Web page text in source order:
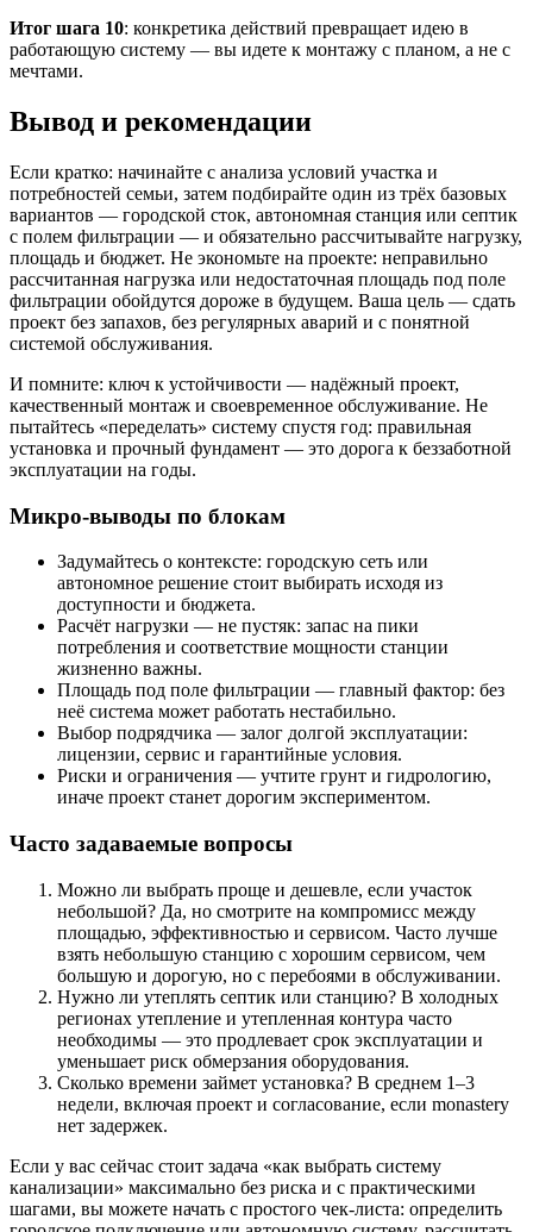
Итог шага 10: конкретика действий превращает идею в
работающую систему — вы идете к монтажу с планом, а не с
мечтами.
Вывод и рекомендации
Если кратко: начинайте с анализа условий участка и
потребностей семьи, затем подбирайте один из трёх базовых
вариантов — городской сток, автономная станция или септик
с полем фильтрации — и обязательно рассчитывайте нагрузку,
площадь и бюджет. Не экономьте на проекте: неправильно
рассчитанная нагрузка или недостаточная площадь под поле
фильтрации обойдутся дороже в будущем. Ваша цель — сдать
проект без запахов, без регулярных аварий и с понятной
системой обслуживания.
И помните: ключ к устойчивости — надёжный проект,
качественный монтаж и своевременное обслуживание. Не
пытайтесь «переделать» систему спустя год: правильная
установка и прочный фундамент — это дорога к беззаботной
эксплуатации на годы.
Микро-выводы по блокам
Задумайтесь о контексте: городскую сеть или
автономное решение стоит выбирать исходя из
доступности и бюджета.
Расчёт нагрузки — не пустяк: запас на пики
потребления и соответствие мощности станции
жизненно важны.
Площадь под поле фильтрации — главный фактор: без
неё система может работать нестабильно.
Выбор подрядчика — залог долгой эксплуатации:
лицензии, сервис и гарантийные условия.
Риски и ограничения — учтите грунт и гидрологию,
иначе проект станет дорогим экспериментом.
Часто задаваемые вопросы
Можно ли выбрать проще и дешевле, если участок
небольшой? Да, но смотрите на компромисс между
площадью, эффективностью и сервисом. Часто лучше
взять небольшую станцию с хорошим сервисом, чем
большую и дорогую, но с перебоями в обслуживании.
Нужно ли утеплять септик или станцию? В холодных
регионах утепление и утепленная контура часто
необходимы — это продлевает срок эксплуатации и
уменьшает риск обмерзания оборудования.
Сколько времени займет установка? В среднем 1–3
недели, включая проект и согласование, если monastery
нет задержек.
Если у вас сейчас стоит задача «как выбрать систему
канализации» максимально без риска и с практическими
шагами, вы можете начать с простого чек-листа: определить